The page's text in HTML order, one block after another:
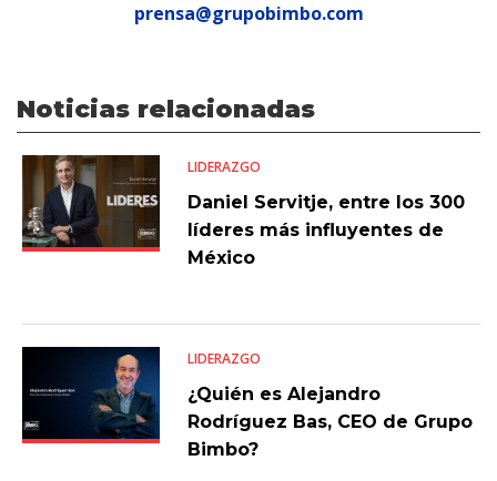
prensa@grupobimbo.com
Noticias relacionadas
LIDERAZGO
Daniel Servitje, entre los 300
líderes más influyentes de
México
LIDERAZGO
¿Quién es Alejandro
Rodríguez Bas, CEO de Grupo
Bimbo?